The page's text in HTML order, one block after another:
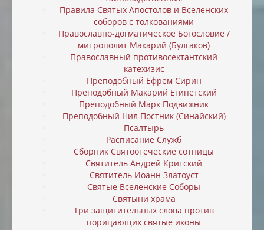
Правила Святых Апостолов и Вселенских
соборов с толкованиями
Православно-догматическое Богословие /
митрополит Макарий (Булгаков)
Православный противосектантский
катехизис
Преподобный Ефрем Сирин
Преподобный Макарий Египетский
Преподобный Марк Подвижник
Преподобный Нил Постник (Синайский)
Псалтырь
Расписание Служб
Сборник Святоотеческие сотницы
Святитель Андрей Критский
Святитель Иоанн Златоуст
Святые Вселенские Соборы
Святыни храма
Три защитительных слова против
порицающих святые иконы